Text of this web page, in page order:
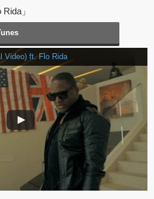
」
Video) ft. Flo Rida